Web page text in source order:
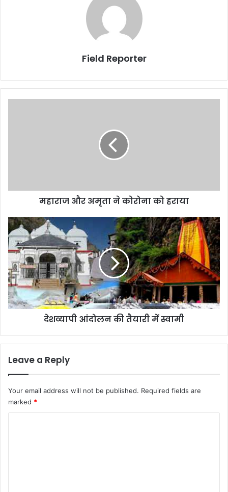
Field Reporter
महाराज और अमृता ने कोरोना को हराया
देशव्यापी
आंदोलन
की
तैयारी
स्वामी
देशव्यापी आंदोलन की तैयारी में स्वामी
Leave a Reply
Your email address will not be published. Required fields are
marked *